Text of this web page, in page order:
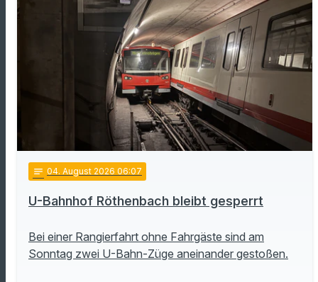
notes 04. August 2026 06:07
U-Bahnhof Röthenbach bleibt gesperrt
Bei einer Rangierfahrt ohne Fahrgäste sind am
Sonntag zwei U-Bahn-Züge aneinander gestoßen.